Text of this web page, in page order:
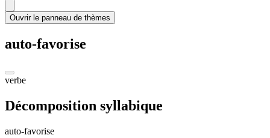
Ouvrir le panneau de thèmes
auto-favorise
verbe
Décomposition syllabique
auto-favorise